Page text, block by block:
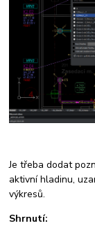
Je třeba dodat
aktivní hladinu,
výkresů.
Shrnutí: